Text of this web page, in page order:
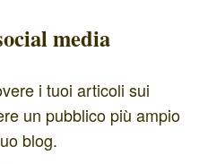
media
i tuoi articoli sui
un pubblico più ampio
blog.